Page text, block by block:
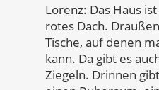
Lorenz: Das Haus
rotes Dach.
Tische, auf denen
kann. Da gibt es
Ziegeln. Drinnen